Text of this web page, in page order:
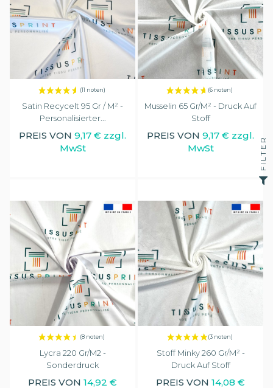
(31 noten)
Satin Recycelt 95 Gr / M² -
Personalisierter...
PREIS VON 9,17 € zzgl.
MwSt
Musselin 65 Gr/m² - Druck Auf
Stoff
PREIS VON 9,17 € zzgl.
MwSt
Lycra 220 Gr/m2 -
Sonderdruck
PREIS VON 14,92 €
Stoff Minky 260 Gr/m² -
Druck Auf Stoff
PREIS VON 14,08 €
FILTER